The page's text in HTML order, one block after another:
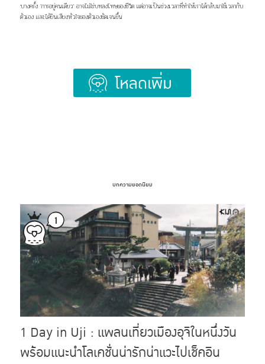
บางครั้ง ’การอยู่คนเดียว‘ อาจไม่ใช่บทลงโทษของชีวิต แต่อาจเป็นช่วงเวลาที่ทำให้เราได้กลับมาใช้เวลากับ
ตัวเอง และได้ยินเสียงหัวใจของตัวเองชัดเจนขึ้น
บทความยอดนิยม
1 Day in Uji : แพลนเที่ยวเมืองอุจิในหนึ่งวัน
พร้อมแนะนำโลเคชั่นน่ารักน่าแวะไปเช็คอิน